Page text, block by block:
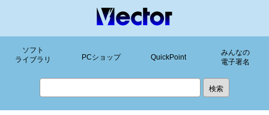
ソフト
ライブラリ
PCショップ QuickPoint
みんなの
電子署名